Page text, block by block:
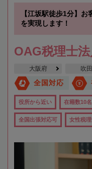
【江坂駅徒歩1分】
を実現します！
OAG税理士
大阪府 吹
全国対応
役所から近い 在籍数10
全国出張対応可 女性税